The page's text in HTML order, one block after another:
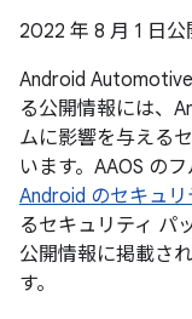
2022 年 8 月 1 日公
Android
る公開情報には、
ムに影響を与える
います。AAOS の
Android のセキュ
るセキュリティ パ
公開情報に掲載さ
す。